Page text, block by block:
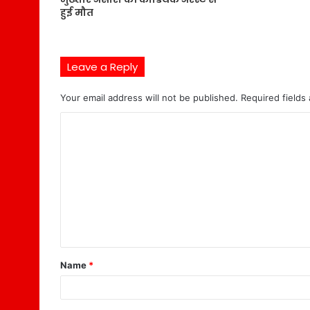
हुई मौत
Leave a Reply
Your email address will not be published. Required fields
t
*
Name *